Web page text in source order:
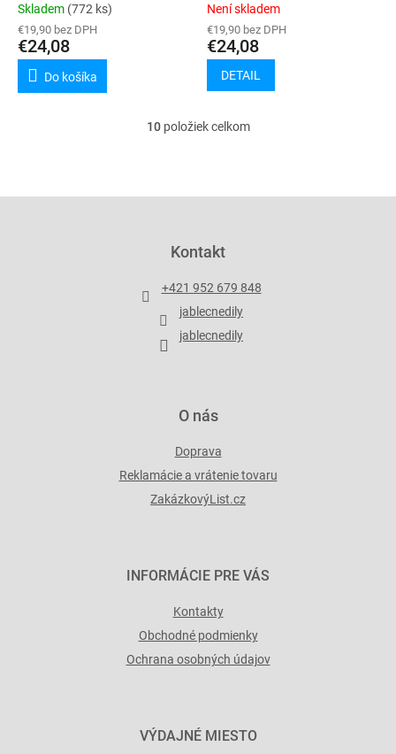
Skladem (772 ks)
€19,90 bez DPH
€24,08
Do košíka
Není skladem
€19,90 bez DPH
€24,08
DETAIL
O
d
i
p
r
v
k
i
u
10položiek celkom
Kontakt
+421 952 679 848
jablecnedily
jablecnedily
O nás
Doprava
Reklamácie a vrátenie tovaru
ZakázkovýList.cz
INFORMÁCIE PRE VÁS
Kontakty
Obchodné podmienky
Ochrana osobných údajov
VÝDAJNÉ MIESTO